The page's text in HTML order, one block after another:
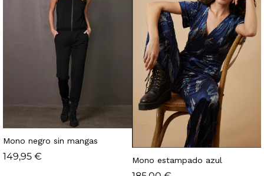
Mono negro sin mangas
149,95 € Mono estampado azul